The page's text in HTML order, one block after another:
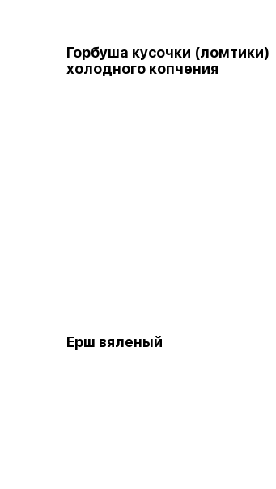
Горбуша кусочки (ломтики)
холодного копчения
Ерш вяленый